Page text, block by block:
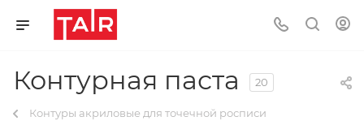
Контурная паста 20
Контуры акриловые для точечной росписи